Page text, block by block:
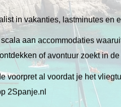
in vakanties, lastminutes en
aan accommodaties
of avontuur zoekt in de
voorpret al voordat je het
2Spanje.nl